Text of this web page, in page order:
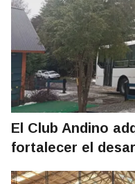
El Club Andino
fortalecer el